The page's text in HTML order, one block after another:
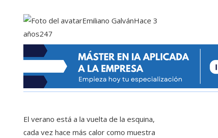
Emiliano GalvánHace 3
años247
El verano está a la vuelta de la esquina,
cada vez hace más calor como muestra